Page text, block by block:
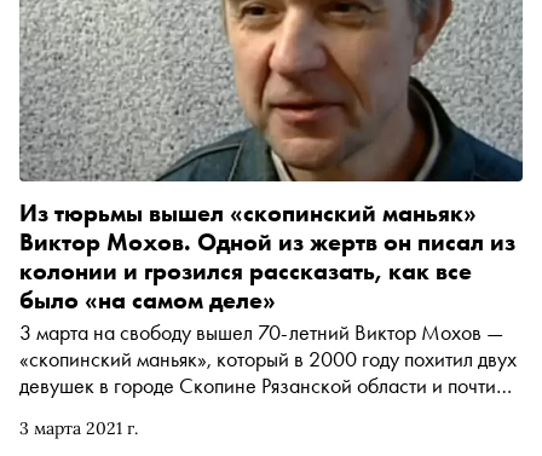
3 марта 2021 г.
Из тюрьмы вышел «скопинский маньяк»
Виктор Мохов. Одной из жертв он писал из
колонии и грозился рассказать, как все
было «на самом деле»
3 марта на свободу вышел 70-летний Виктор Мохов —
«скопинский маньяк», который в 2000 году похитил двух
девушек в городе Скопине Рязанской области и почти
Кто такой Виктор Мохов, что происходило в бункере с